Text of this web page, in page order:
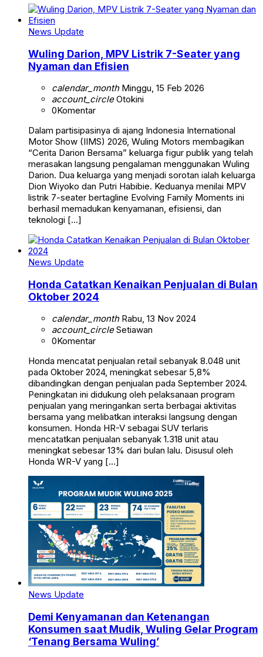
News Update
Wuling Darion, MPV Listrik 7-Seater yang
Nyaman dan Efisien
calendar_monthMinggu, 15 Feb 2026
account_circleOtokini
0Komentar
Dalam partisipasinya di ajang Indonesia International
Motor Show (IIMS) 2026, Wuling Motors membagikan
“Cerita Darion Bersama” keluarga figur publik yang telah
merasakan langsung pengalaman menggunakan Wuling
Darion. Dua keluarga yang menjadi sorotan ialah keluarga
Dion Wiyoko dan Putri Habibie. Keduanya menilai MPV
listrik 7-seater bertagline Evolving Family Moments ini
berhasil memadukan kenyamanan, efisiensi, dan
teknologi […]
News Update
Honda Catatkan Kenaikan Penjualan di Bulan
Oktober 2024
calendar_monthRabu, 13 Nov 2024
account_circleSetiawan
0Komentar
Honda mencatat penjualan retail sebanyak 8.048 unit
pada Oktober 2024, meningkat sebesar 5,8%
dibandingkan dengan penjualan pada September 2024.
Peningkatan ini didukung oleh pelaksanaan program
penjualan yang meringankan serta berbagai aktivitas
bersama yang melibatkan interaksi langsung dengan
konsumen. Honda HR-V sebagai SUV terlaris
mencatatkan penjualan sebanyak 1.318 unit atau
meningkat sebesar 13% dari bulan lalu. Disusul oleh
Honda WR-V yang […]
News Update
Demi Kenyamanan dan Ketenangan
Konsumen saat Mudik, Wuling Gelar Program
‘Tenang Bersama Wuling’